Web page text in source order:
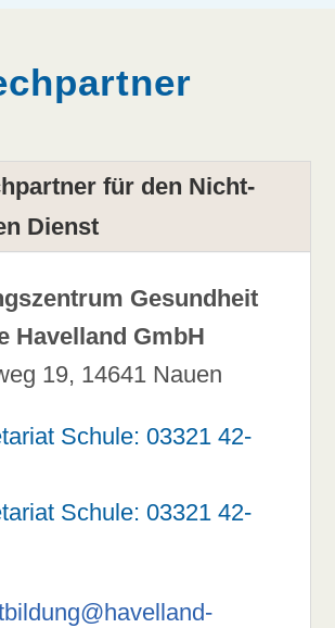
für den Nicht-
Dienst
Gesundheit
Havelland GmbH
19, 14641 Nauen
Schule: 03321 42-
Schule: 03321 42-